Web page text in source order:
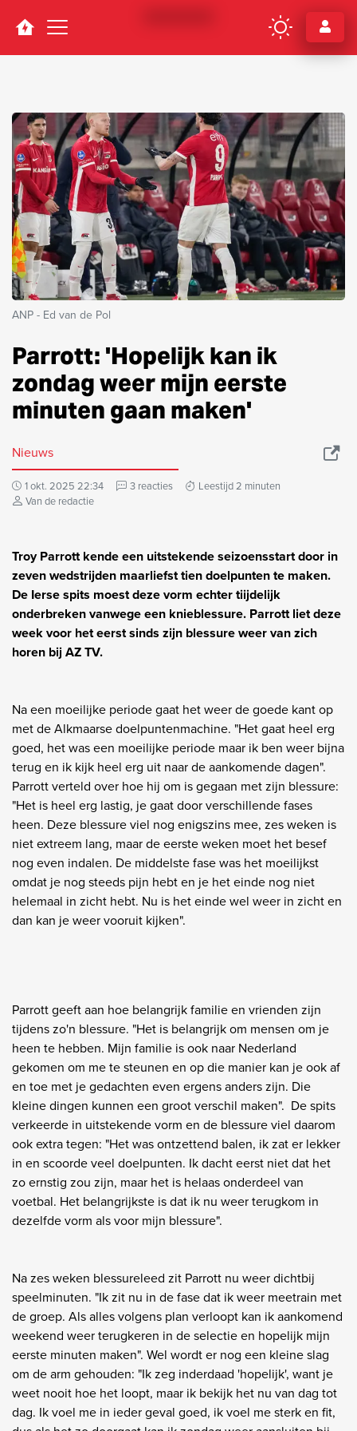
Navigation
ANP - Ed van de Pol
Parrott: 'Hopelijk kan ik
zondag weer mijn eerste
minuten gaan maken'
Nieuws
1 okt. 2025 22:34 3 reacties
Leestijd 2 minuten
Van de redactie
Troy Parrott kende een uitstekende seizoensstart door in
zeven wedstrijden maarliefst tien doelpunten te maken.
De Ierse spits moest deze vorm echter tiijdelijk
onderbreken vanwege een knieblessure. Parrott liet deze
week voor het eerst sinds zijn blessure weer van zich
horen bij AZ TV.
Na een moeilijke periode gaat het weer de goede kant op
met de Alkmaarse doelpuntenmachine. "Het gaat heel erg
goed, het was een moeilijke periode maar ik ben weer bijna
terug en ik kijk heel erg uit naar de aankomende dagen".
Parrott verteld over hoe hij om is gegaan met zijn blessure:
"Het is heel erg lastig, je gaat door verschillende fases
heen. Deze blessure viel nog enigszins mee, zes weken is
niet extreem lang, maar de eerste weken moet het besef
nog even indalen. De middelste fase was het moeilijkst
omdat je nog steeds pijn hebt en je het einde nog niet
helemaal in zicht hebt. Nu is het einde wel weer in zicht en
dan kan je weer vooruit kijken".
Parrott geeft aan hoe belangrijk familie en vrienden zijn
tijdens zo'n blessure. "Het is belangrijk om mensen om je
heen te hebben. Mijn familie is ook naar Nederland
gekomen om me te steunen en op die manier kan je ook af
en toe met je gedachten even ergens anders zijn. Die
kleine dingen kunnen een groot verschil maken". De spits
verkeerde in uitstekende vorm en de blessure viel daarom
ook extra tegen: "Het was ontzettend balen, ik zat er lekker
in en scoorde veel doelpunten. Ik dacht eerst niet dat het
zo ernstig zou zijn, maar het is helaas onderdeel van
voetbal. Het belangrijkste is dat ik nu weer terugkom in
dezelfde vorm als voor mijn blessure".
Na zes weken blessureleed zit Parrott nu weer dichtbij
speelminuten. "Ik zit nu in de fase dat ik weer meetrain met
de groep. Als alles volgens plan verloopt kan ik aankomend
weekend weer terugkeren in de selectie en hopelijk mijn
eerste minuten maken". Wel wordt er nog een kleine slag
om de arm gehouden: "Ik zeg inderdaad 'hopelijk', want je
weet nooit hoe het loopt, maar ik bekijk het nu van dag tot
dag. Ik voel me in ieder geval goed, ik voel me sterk en fit,